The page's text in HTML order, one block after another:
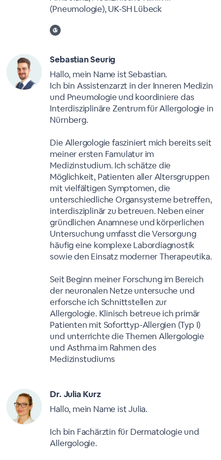
(Pneumologie), UK-SH Lübeck
Sebastian Seurig
Hallo, mein Name ist Sebastian.
Ich bin Assistenzarzt in der Inneren Medizin
und Pneumologie und koordiniere das
Interdisziplinäre Zentrum für Allergologie in
Nürnberg.
Die Allergologie fasziniert mich bereits seit
meiner ersten Famulatur im
Medizinstudium. Ich schätze die
Möglichkeit, Patienten aller Altersgruppen
mit vielfältigen Symptomen, die
unterschiedliche Organsysteme betreffen,
interdisziplinär zu betreuen. Neben einer
gründlichen Anamnese und körperlichen
Untersuchung umfasst die Versorgung
häufig eine komplexe Labordiagnostik
sowie den Einsatz moderner Therapeutika.
Seit Beginn meiner Forschung im Bereich
der neuronalen Netze untersuche und
erforsche ich Schnittstellen zur
Allergologie. Klinisch betreue ich primär
Patienten mit Soforttyp-Allergien (Typ I)
und unterrichte die Themen Allergologie
und Asthma im Rahmen des
Medizinstudiums
Dr. Julia Kurz
Hallo, mein Name ist Julia.
Ich bin Fachärztin für Dermatologie und
Allergologie.